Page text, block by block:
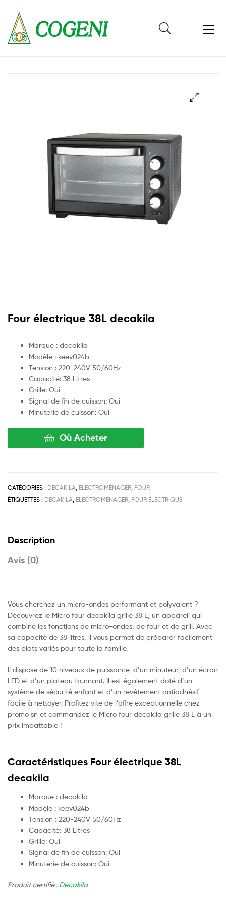
Four électrique 38L decakila
Marque : decakila
Modèle : keev024b
Tension : 220-240V 50/60Hz
Capacité: 38 Litres
Grille: Oui
Signal de fin de cuisson: Oui
Minuterie de cuisson: Oui
Où Acheter
CATÉGORIES : DECAKILA, ELECTROMÉNAGER, FOUR
ÉTIQUETTES : DECAKILA, ELECTROMENAGER, FOUR ÉLECTRIQUE
Description
Avis (0)
Vous cherchez un micro-ondes performant et polyvalent ?
Découvrez le Micro four decakila grille 38 L, un appareil qui
combine les fonctions de micro-ondes, de four et de grill. Avec
sa capacité de 38 litres, il vous permet de préparer facilement
des plats variés pour toute la famille.
Il dispose de 10 niveaux de puissance, d’un minuteur, d’un écran
LED et d’un plateau tournant. Il est également doté d’un
système de sécurité enfant et d’un revêtement antiadhésif
facile à nettoyer. Profitez vite de l’offre exceptionnelle chez
promo sn et commandez le Micro four decakila grille 38 L à un
prix imbattable !
Caractéristiques Four électrique 38L
decakila
Marque : decakila
Modèle : keev024b
Tension : 220-240V 50/60Hz
Capacité: 38 Litres
Grille: Oui
Signal de fin de cuisson: Oui
Minuterie de cuisson: Oui
Produit certifié :Decakila